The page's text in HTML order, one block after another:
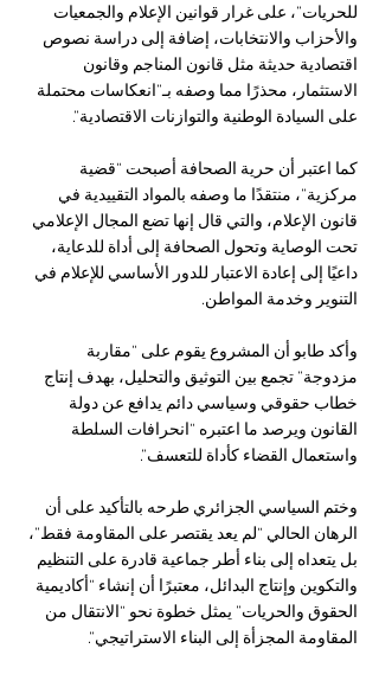
للحريات”، على غرار قوانين الإعلام والجمعيات
والأحزاب والانتخابات، إضافة إلى دراسة نصوص
اقتصادية حديثة مثل قانون المناجم وقانون
الاستثمار، محذرًا مما وصفه بـ”انعكاسات محتملة
على السيادة الوطنية والتوازنات الاقتصادية”.
كما اعتبر أن حرية الصحافة أصبحت “قضية
مركزية”، منتقدًا ما وصفه بالمواد التقييدية في
قانون الإعلام، والتي قال إنها تضع المجال الإعلامي
تحت الوصاية وتحول الصحافة إلى أداة للدعاية،
داعيًا إلى إعادة الاعتبار للدور الأساسي للإعلام في
التنوير وخدمة المواطن.
وأكد طابو أن المشروع يقوم على “مقاربة
مزدوجة” تجمع بين التوثيق والتحليل، بهدف إنتاج
خطاب حقوقي وسياسي دائم يدافع عن دولة
القانون ويرصد ما اعتبره “انحرافات السلطة
واستعمال القضاء كأداة للتعسف”.
وختم السياسي الجزائري طرحه بالتأكيد على أن
الرهان الحالي “لم يعد يقتصر على المقاومة فقط”،
بل يتعداه إلى بناء أطر جماعية قادرة على التنظيم
والتكوين وإنتاج البدائل، معتبرًا أن إنشاء “أكاديمية
الحقوق والحريات” يمثل خطوة نحو “الانتقال من
المقاومة المجزأة إلى البناء الاستراتيجي”.